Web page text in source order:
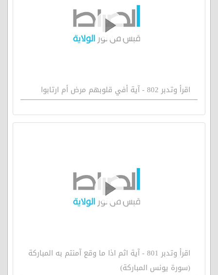
اقرأ وتدبر 802 - آية أفي قلوبهم مرض أم ارتابوا
اقرأ وتدبر 801 - آية اثم اذا ما وقع آمنتم به المباركة
(سورة يونس المباركة)